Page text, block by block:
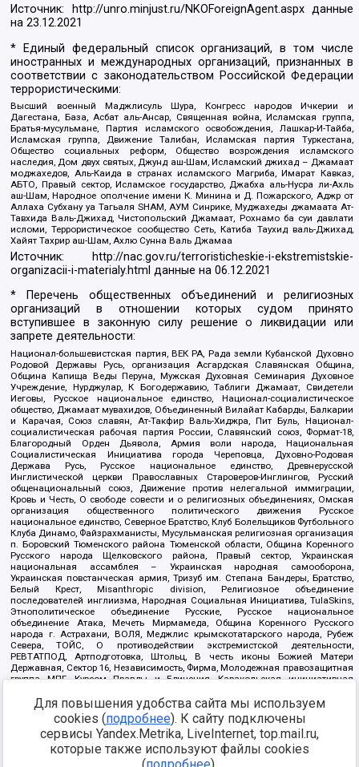
Источник: http://unro.minjust.ru/NKOForeignAgent.aspxданные
на23.12.2021
* Единый федеральный список организаций, в том числе
иностранных и международных организаций, признанных в
соответствии с законодательством Российской Федерации
террористическими:
Высший военный Маджлисуль Шура, Конгресс народов Ичкерии и
Дагестана, База, Асбат аль-Ансар, Священная война, Исламская группа,
Братья-мусульмане, Партия исламского освобождения, Лашкар-И-Тайба,
Исламская группа, Движение Талибан, Исламская партия Туркестана,
Общество социальных реформ, Общество возрождения исламского
наследия, Дом двух святых, Джунд аш-Шам, Исламский джихад – Джамаат
моджахедов, Аль-Каида в странах исламского Магриба, Имарат Кавказ,
АБТО, Правый сектор, Исламское государство, Джабха аль-Нусра ли-Ахль
аш-Шам, Народное ополчение имени К. Минина и Д. Пожарского, Аджр от
Аллаха Субхану уа Тагьаля SHAM, АУМ Синрике, Муджахеды джамаата Ат-
Тавхида Валь-Джихад, Чистопольский Джамаат, Рохнамо ба суи давлати
исломи, Террористическое сообщество Сеть, Катиба Таухид валь-Джихад,
Хайят Тахрир аш-Шам, Ахлю Сунна Валь Джамаа
Источник:
http://nac.gov.ru/terroristicheskie-i-ekstremistskie-
organizacii-i-materialy.html данные на06.12.2021
* Перечень общественных объединений и религиозных
организаций в отношении которых судом принято
вступившее в законную силу решение о ликвидации или
запрете деятельности:
Национал-большевистская партия, ВЕК РА, Рада земли Кубанской Духовно
Родовой Державы Русь, организация Асгардская Славянская Община,
Община Капища Веды Перуна, Мужская Духовная Семинария Духовное
Учреждение, Нурджулар, К Богодержавию, Таблиги Джамаат, Свидетели
Иеговы, Русское национальное единство, Национал-социалистическое
общество, Джамаат мувахидов, Объединенный Вилайат Кабарды, Балкарии
и Карачая, Союз славян, Ат-Такфир Валь-Хиджра, Пит Буль, Национал-
социалистическая рабочая партия России, Славянский союз, Формат-18,
Благородный Орден Дьявола, Армия воли народа, Национальная
Социалистическая Инициатива города Череповца, Духовно-Родовая
Держава Русь, Русское национальное единство, Древнерусской
Инглистической церкви Православных Староверов-Инглингов, Русский
общенациональный союз, Движение против нелегальной иммиграции,
Кровь и Честь, О свободе совести и о религиозных объединениях, Омская
организация общественного политического движения Русское
национальное единство, Северное Братство, Клуб Болельщиков Футбольного
Клуба Динамо, Файзрахманисты, Мусульманская религиозная организация
п. Боровский Тюменского района Тюменской области, Община Коренного
Русского народа Щелковского района, Правый сектор, Украинская
национальная ассамблея – Украинская народная самооборона,
Украинская повстанческая армия, Тризуб им. Степана Бандеры, Братство,
Белый Крест, Misanthropic division, Религиозное объединение
последователей инглиизма, Народная Социальная Инициатива, TulaSkins,
Этнополитическое объединение Русские, Русское национальное
объединение Атака, Мечеть Мирмамеда, Община Коренного Русского
народа г. Астрахани, ВОЛЯ, Меджлис крымскотатарского народа, Рубеж
Севера, ТОЙС, О противодействии экстремистской деятельности,
РЕВТАТПОД, Артподготовка, Штольц, В честь иконы Божией Матери
Державная, Сектор 16, Независимость, Фирма, Молодежная правозащитная
группа МПГ, Курсом Правды и Единения, Каракольская инициативная
Благотворительный пансионат Ак Умут, Русская республика Русь,
Арестантское уголовное единство, Башкорт, Нация и свобода, W.H.С., Фалунь
Дафа, Иртыш Ultras, Русский Патриотический клуб-Новокузнецк/РПК,
Сибирский державный союз, Фонд борьбы с коррупцией, Фонд защиты прав
граждан, Штабы Навального, Совет граждан СССР Прикубанского округа г.
Краснодара
Для повышения удобства сайта мы используем
cookies (подробнее). К сайту подключены
сервисы Yandex.Metrika, LiveInternet, top.mail.ru,
которые также используют файлы cookies